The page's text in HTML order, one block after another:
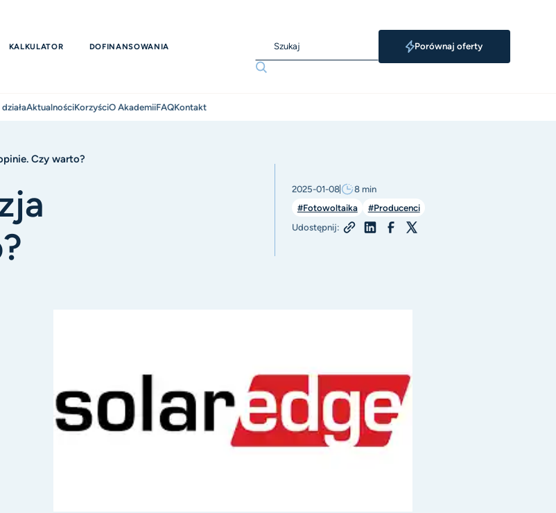
KALKULATOR DOFINANSOWANIA Porównaj oferty
AktualnościKorzyściO AkademiiFAQKontakt
Czy warto?
2025-01-08 8 min
#Fotowoltaika
#Producenci
Udostępnij: